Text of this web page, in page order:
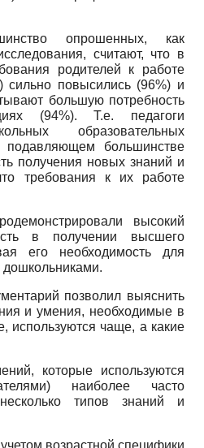
опрошенных, как
считают, что в
родителей к работе
сильно повысились (96%) и
большую потребность
(94%). Т.е. педагоги
образовательных
подавляющем большинстве
получения новых знаний и
требования к их работе
высокий
в получении высшего
его необходимость для
позволил выяснить
и умения, необходимые в
используются чаще, а какие
которые используются
наиболее часто
типов знаний и
возрастной специфики